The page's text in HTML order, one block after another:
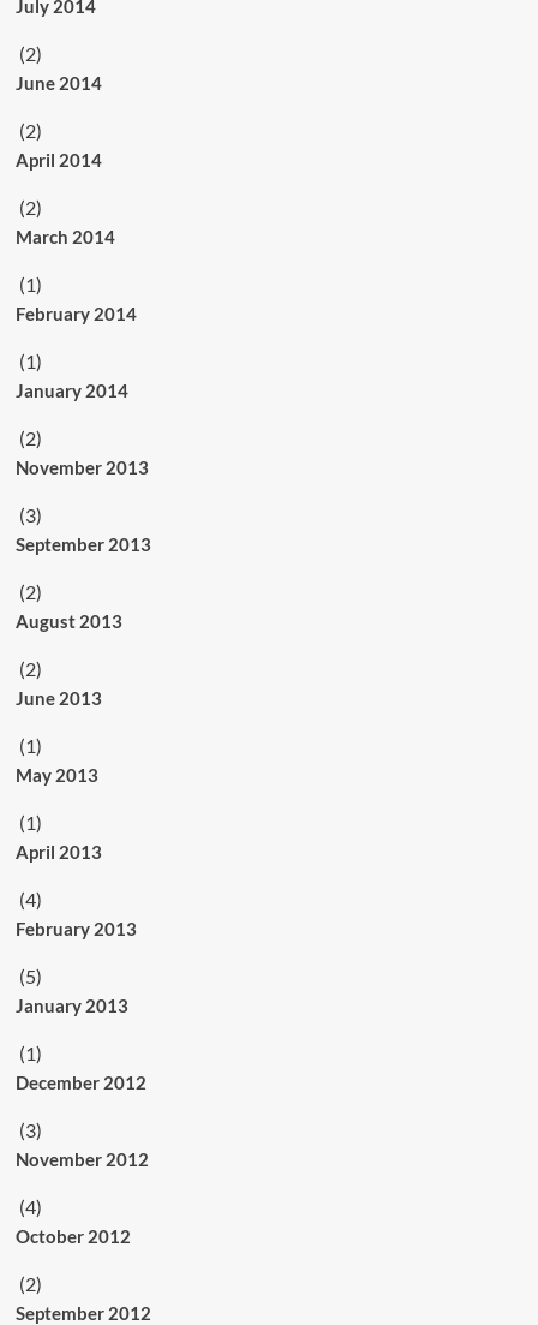
July 2014
(2)
June 2014
(2)
April 2014
(2)
March 2014
(1)
February 2014
(1)
January 2014
(2)
November 2013
(3)
September 2013
(2)
August 2013
(2)
June 2013
(1)
May 2013
(1)
April 2013
(4)
February 2013
(5)
January 2013
(1)
December 2012
(3)
November 2012
(4)
October 2012
(2)
September 2012